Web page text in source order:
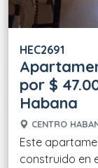
HEC2691
por $
Habana
CENTRO
Este
construido en